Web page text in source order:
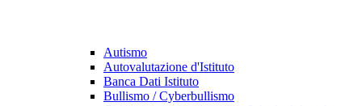
Autismo
Autovalutazione d'Istituto
Banca Dati Istituto
Bullismo / Cyberbullismo